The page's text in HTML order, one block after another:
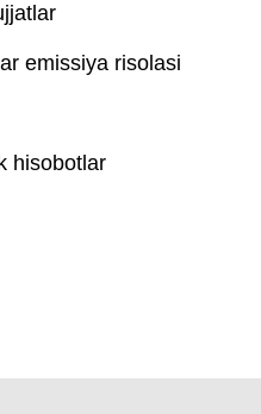
emissiya risolasi
hisobotlar